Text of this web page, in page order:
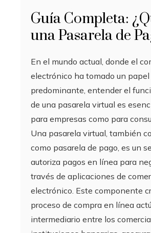
Guía Completa:
una Pasarela de
En el mundo actual, donde el
electrónico ha tomado un papel
predominante, entender el
de una pasarela virtual es
para empresas como para
Una pasarela virtual, también
como pasarela de pago, es un
autoriza pagos en línea para
través de aplicaciones de
electrónico. Este componente
proceso de compra en línea
intermediario entre los